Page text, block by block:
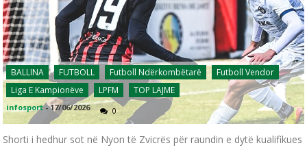
BALLINA FUTBOLL Futboll Ndërkombëtarë
Futboll Vendor
Liga E Kampionëve
LPFM TOP LAJME
infosport -17/06/2026 0
Shorti i hedhur sot në Nyon të Zvicrës për raundin e dytë kualifikues